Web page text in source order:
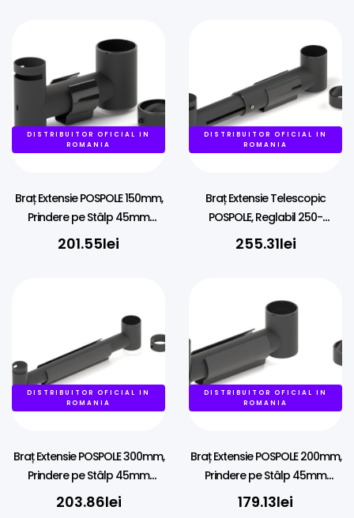
DISTRIBUITOR OFICIAL IN
ROMANIA
Braț Extensie POSPOLE 150mm,
Prindere pe Stâlp 45mm
pentru Echipamente 38mm
201.55lei
DISTRIBUITOR OFICIAL IN
ROMANIA
Braț Extensie Telescopic
POSPOLE, Reglabil 250-
350mm, Prindere pe Stâlp
255.31lei
DISTRIBUITOR OFICIAL IN
ROMANIA
Braț Extensie POSPOLE 300mm,
Prindere pe Stâlp 45mm
pentru Echipamente 38mm
203.86lei
DISTRIBUITOR OFICIAL IN
ROMANIA
Braț Extensie POSPOLE 200mm,
Prindere pe Stâlp 45mm
pentru Echipamente 38mm
179.13lei